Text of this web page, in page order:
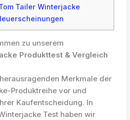
Tailer Winterjacke
zu unserem
Produkttest & Vergleich
Merkmale der
Produktreihe vor und
Kaufentscheidung. In
Test haben wir